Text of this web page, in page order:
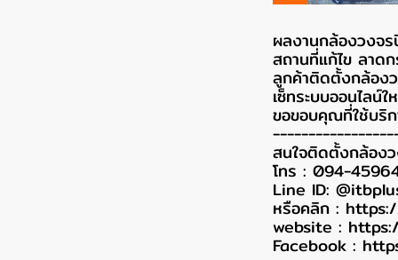
ผลงานกล้องวงจร
สถานที่แก้ไข ลาด
ลูกค้าติดตั้งกล้อง
เซ็ทระบบออนไลน์
ขอขอบคุณที่ใช้บริ
สนใจติดตั้งกล้อง
โทร : 094-
Line ID:
หรือคลิก :
website :
Facebook :